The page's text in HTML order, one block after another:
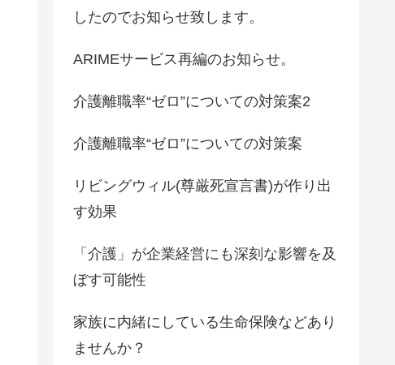
したのでお知らせ致します。
ARIMEサービス再編のお知らせ。
介護離職率“ゼロ”についての対策案2
介護離職率“ゼロ”についての対策案
リビングウィル(尊厳死宣言書)が作り出
す効果
「介護」が企業経営にも深刻な影響を及
ぼす可能性
家族に内緒にしている生命保険などあり
ませんか？